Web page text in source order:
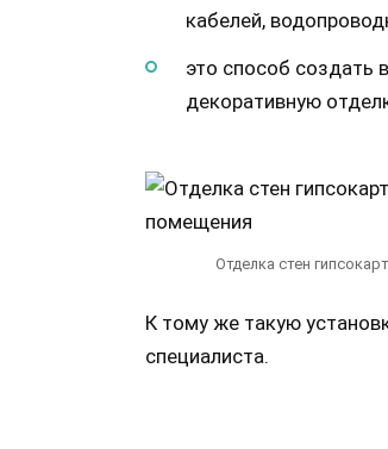
кабелей,
это способ создать
декоративную
Отделка стен
К тому же такую
специалиста.